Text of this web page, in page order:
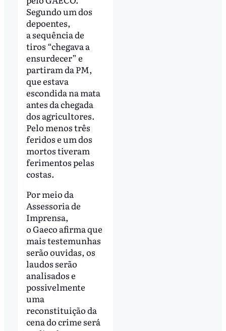
Segundo um dos
depoentes,
a sequência de
tiros “chegava a
ensurdecer” e
partiram da PM,
que estava
escondida na mata
antes da chegada
dos agricultores.
Pelo menos três
feridos e um dos
mortos tiveram
ferimentos pelas
costas.
Por meio da
Assessoria de
Imprensa,
o Gaeco afirma que
mais testemunhas
serão ouvidas, os
laudos serão
analisados e
possivelmente
uma
reconstituição da
cena do crime será